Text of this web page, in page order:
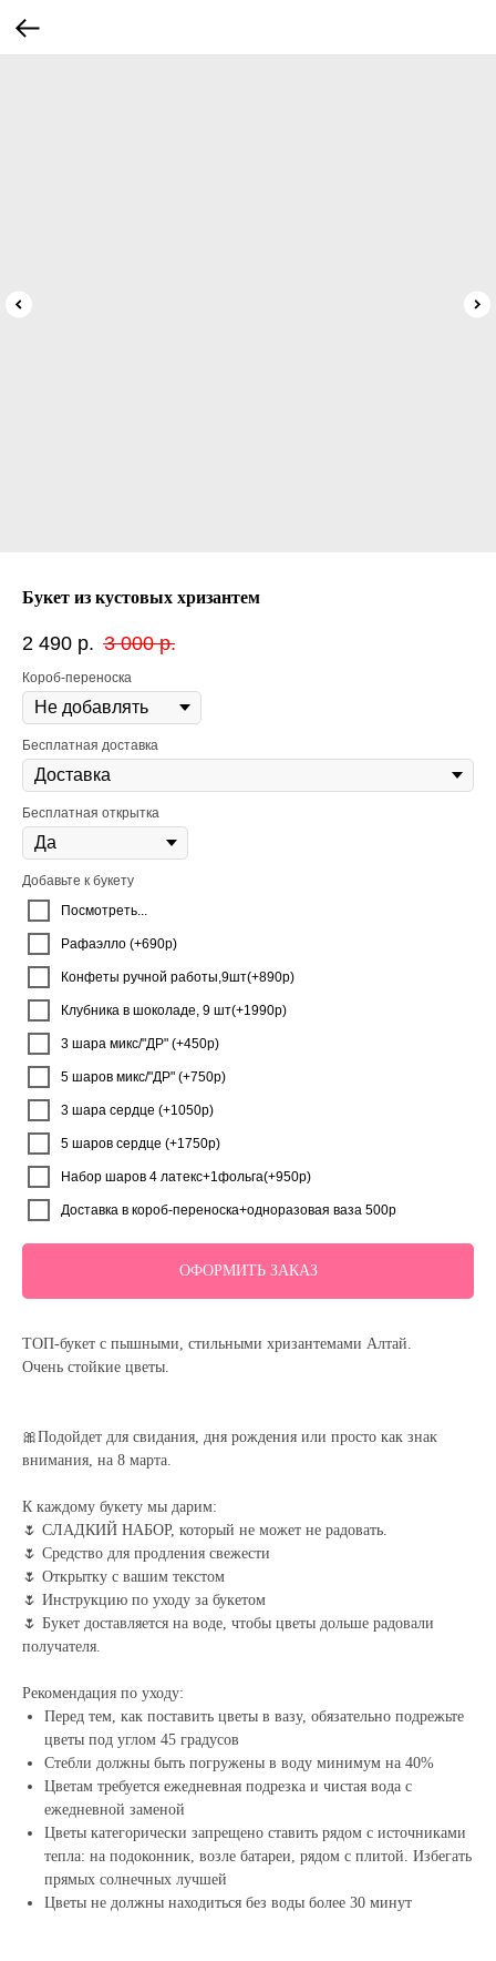
Букет из кустовых хризантем
2 490 р. 3 000 р.
Короб-переноска
Бесплатная доставка
Бесплатная открытка
Добавьте к букету
Посмотреть...
Рафаэлло (+690р)
Конфеты ручной работы,9шт(+890р)
Клубника в шоколаде, 9 шт(+1990р)
3 шара микс/"ДР" (+450р)
5 шаров микс/"ДР" (+750р)
3 шара сердце (+1050р)
5 шаров сердце (+1750р)
Набор шаров 4 латекс+1фольга(+950р)
Доставка в короб-переноска+одноразовая ваза 500р
ОФОРМИТЬ ЗАКАЗ
ТОП-букет с пышными, стильными хризантемами Алтай.
Очень стойкие цветы.
🎀Подойдет для свидания, дня рождения или просто как знак
внимания, на 8 марта.
К каждому букету мы дарим:
🌷 СЛАДКИЙ НАБОР, который не может не радовать.
🌷 Средство для продления свежести
🌷 Открытку с вашим текстом
🌷 Инструкцию по уходу за букетом
🌷 Букет доставляется на воде, чтобы цветы дольше радовали
получателя.
Рекомендация по уходу:
Перед тем, как поставить цветы в вазу, обязательно подрежьте
цветы под углом 45 градусов
Стебли должны быть погружены в воду минимум на 40%
Цветам требуется ежедневная подрезка и чистая вода с
ежедневной заменой
Цветы категорически запрещено ставить рядом с источниками
тепла: на подоконник, возле батареи, рядом с плитой. Избегать
прямых солнечных лучшей
Цветы не должны находиться без воды более 30 минут